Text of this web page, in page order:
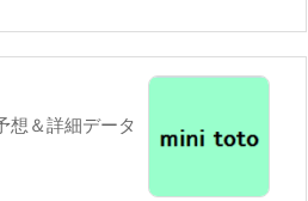
＆詳細データ